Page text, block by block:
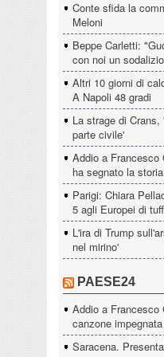
Conte sfida la
Meloni
Beppe Carletti:
con noi un
Altri 10 giorni di
A Napoli 48 gradi
La strage di
parte civile'
Addio a
ha segnato la
Parigi: Chiara
5 agli Europei di
L'ira di Trump
nel mirino'
PAESE24
Addio a Francesco
canzone impegnata
Saracena.